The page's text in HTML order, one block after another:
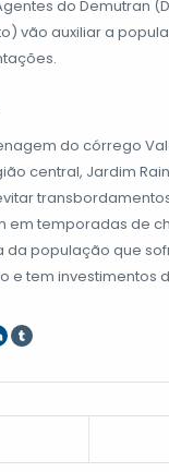
do Demutran
vão auxiliar a
do córrego
central, Jardim
em temporadas de
população que
e tem investimentos